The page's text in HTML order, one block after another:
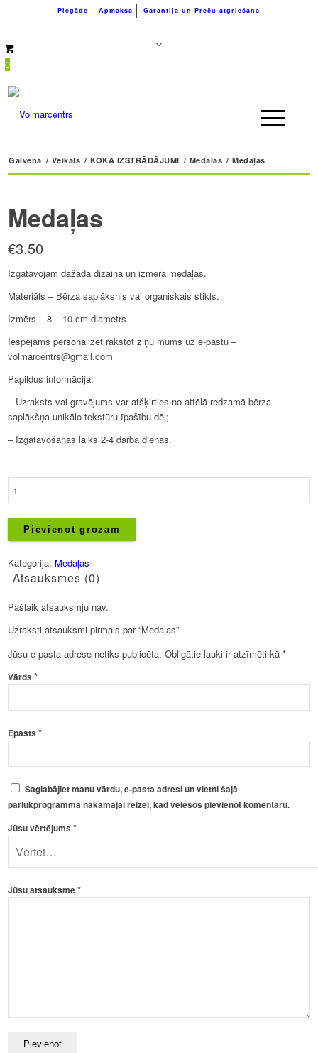
Piegāde Apmaksa Garantija un Preču atgriešana
0
Galvena / Veikals / KOKA IZSTRĀDĀJUMI / Medaļas / Medaļas
Medaļas
€3.50
Izgatavojam dažāda dizaina un izmēra medaļas.
Materiāls – Bērza saplāksnis vai organiskais stikls.
Izmērs – 8 – 10 cm diametrs
Iespējams personalizēt rakstot ziņu mums uz e-pastu –
volmarcentrs@gmail.com
Papildus informācija:
– Uzraksts vai gravējums var atšķirties no attēlā redzamā bērza
saplākšņa unikālo tekstūru īpašību dēļ;
– Izgatavošanas laiks 2-4 darba dienas.
Pievienot grozam
Kategorija: Medaļas
Atsauksmes (0)
Pašlaik atsauksmju nav.
Uzraksti atsauksmi pirmais par “Medaļas”
Jūsu e-pasta adrese netiks publicēta. Obligātie lauki ir atzīmēti kā*
Vārds*
Epasts*
Saglabājiet manu vārdu, e-pasta adresi un vietni šajā
pārlūkprogrammā nākamajai reizei, kad vēlēšos pievienot komentāru.
Jūsu vērtējums*
Jūsu atsauksme*